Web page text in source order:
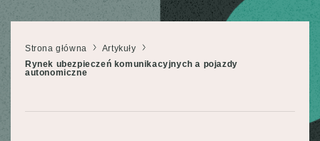
Strona główna
Artykuły
Rynek ubezpieczeń komunikacyjnych a pojazdy
autonomiczne